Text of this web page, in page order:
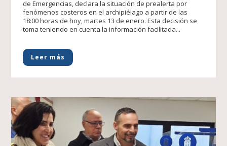
de Emergencias, declara la situación de prealerta por
fenómenos costeros en el archipiélago a partir de las
18:00 horas de hoy, martes 13 de enero. Esta decisión se
toma teniendo en cuenta la información facilitada...
Leer más